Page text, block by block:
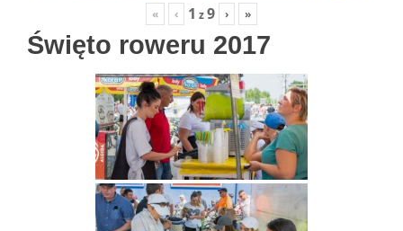
« ‹ 1 z9 › »
Święto roweru 2017